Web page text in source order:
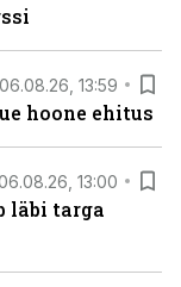
06.08.26, 13:59
hoone ehitus
13:00
läbi targa